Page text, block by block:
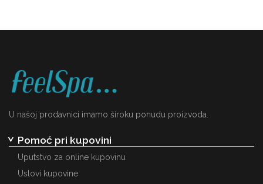
U našoj prodavnici imamo široku ponudu proizvoda.
Pomoć pri kupovini
Uputstvo za online kupovinu
Uslovi kupovine